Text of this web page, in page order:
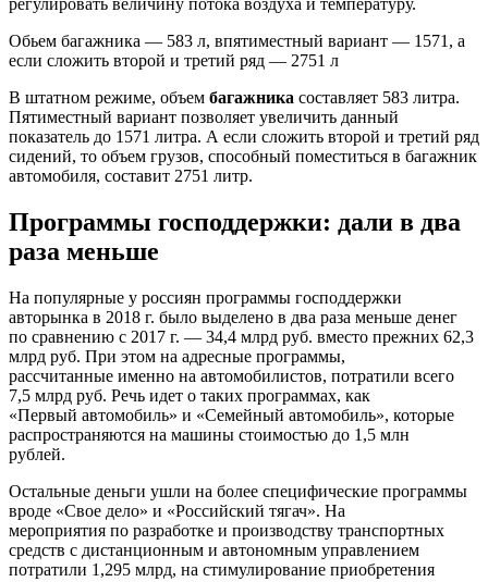
регулировать величину потока воздуха и температуру.
Обьем багажника — 583 л, впятиместный вариант — 1571, а
если сложить второй и третий ряд — 2751 л
В штатном режиме, объем багажника составляет 583 литра.
Пятиместный вариант позволяет увеличить данный
показатель до 1571 литра. А если сложить второй и третий ряд
сидений, то объем грузов, способный поместиться в багажник
автомобиля, составит 2751 литр.
Программы господдержки: дали в два
раза меньше
На популярные у россиян программы господдержки
авторынка в 2018 г. было выделено в два раза меньше денег
по сравнению с 2017 г. — 34,4 млрд руб. вместо прежних 62,3
млрд руб. При этом на адресные программы,
рассчитанные именно на автомобилистов, потратили всего
7,5 млрд руб. Речь идет о таких программах, как
«Первый автомобиль» и «Семейный автомобиль», которые
распространяются на машины стоимостью до 1,5 млн
рублей.
Остальные деньги ушли на более специфические программы
вроде «Свое дело» и «Российский тягач». На
мероприятия по разработке и производству транспортных
средств с дистанционным и автономным управлением
потратили 1,295 млрд, на стимулирование приобретения